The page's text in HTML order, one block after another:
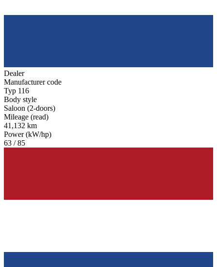
Dealer
Manufacturer code
Typ 116
Body style
Saloon (2-doors)
Mileage (read)
41,132 km
Power (kW/hp)
63 / 85